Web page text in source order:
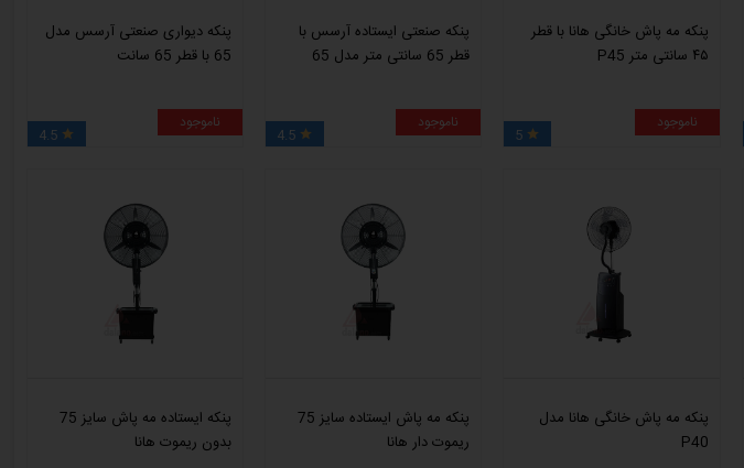
پنکه مه پاش خانگی هانا با قطر
۴۵ سانتی متر P45
ناموجود

پنکه صنعتی ایستاده آرسس با
قطر 65 سانتی متر مدل 65
ناموجود

پنکه دیواری صنعتی آرسس مدل
65 با قطر 65 سانت
ناموجود

4.5
پنکه مه پاش خانگی هانا مدل
P40
پنکه مه پاش ایستاده سایز 75
ریموت دار هانا
پنکه ایستاده مه پاش سایز 75
بدون ریموت هانا